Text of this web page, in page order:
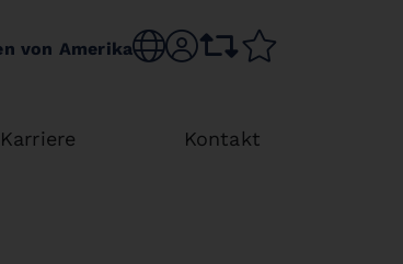
von Amerika Choose language
sr.accountcomparison list
Karriere Kontakt